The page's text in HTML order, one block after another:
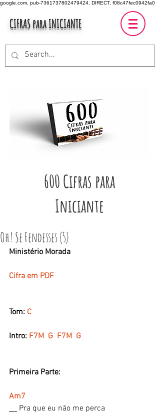
google.com, pub-7361737802479424, DIRECT, f08c47fec0942fa0
CIFRAS para INICIANTE
600 Cifras para
Iniciante
Oh! Se Fendesses (5)
Ministério Morada
Cifra em PDF
Tom: C
Intro: F7M  G  F7M  G
Primeira Parte:
Am7
Pra que eu não me perca